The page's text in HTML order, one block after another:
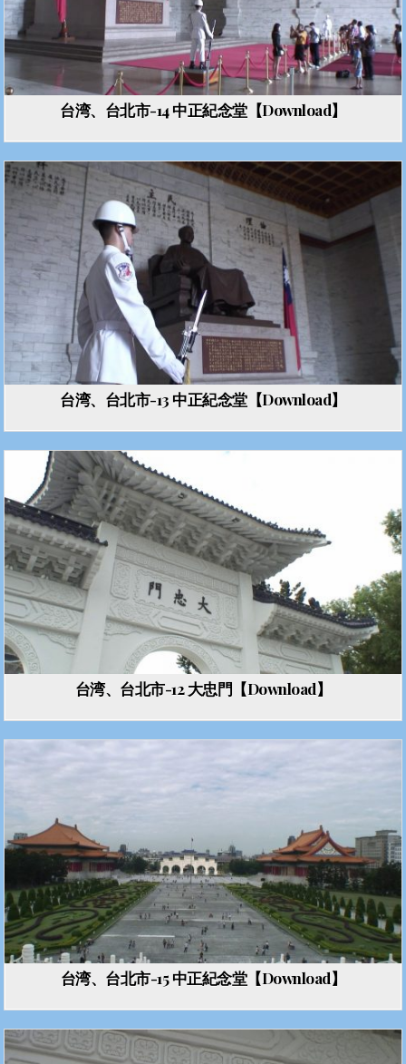
台湾、台北市-14 中正紀念堂【Download】
台湾、台北市-13 中正紀念堂【Download】
台湾、台北市-12 大忠門【Download】
台湾、台北市-15 中正紀念堂【Download】